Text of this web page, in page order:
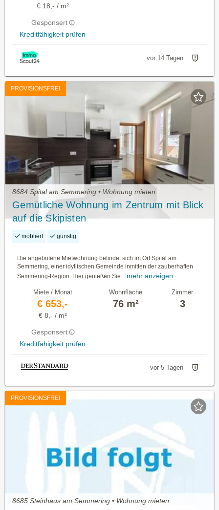
€ 18,- / m²
Gesponsert
Kreditfähigkeit prüfen
vor 14 Tagen
PROVISIONSFREI
8684 Spital am Semmering • Wohnung mieten
Gemütliche Wohnung im Zentrum mit Blick
auf die Skipisten
möbliert günstig
Die angebotene Mietwohnung befindet sich im Ort Spital am
Semmering, einer idyllischen Gemeinde inmitten der zauberhaften
Semmering-Region. Hier genießen Sie...
mehr anzeigen
Miete / Monat
€ 653,-
€ 8,- / m²
Gesponsert
Kreditfähigkeit prüfen
Wohnfläche
76 m²
Zimmer
3
vor 5 Tagen
PROVISIONSFREI
8685 Steinhaus am Semmering • Wohnung mieten